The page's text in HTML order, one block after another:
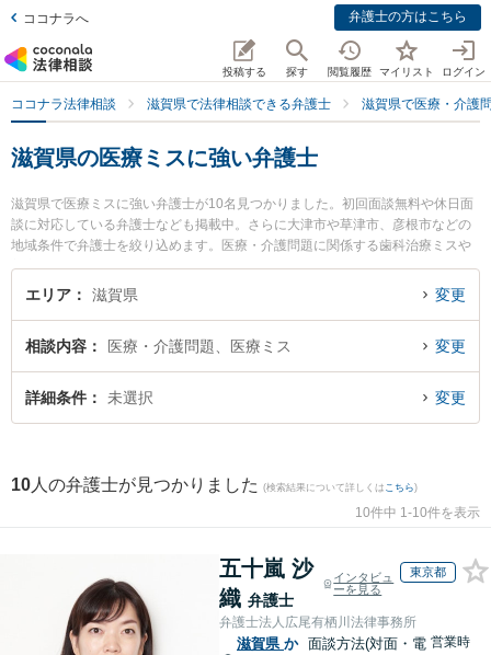
ココナラへ 弁護士の方はこちら
投稿する 探す 閲覧履歴 マイリスト ログイン
ココナラ法律相談 滋賀県で法律相談できる弁護士 滋賀県で医療・介護
滋賀県の医療ミスに強い弁護士
滋賀県で医療ミスに強い弁護士が10名見つかりました。初回面談無料や休日面
談に対応している弁護士なども掲載中。さらに大津市や草津市、彦根市などの
地域条件で弁護士を絞り込めます。医療・介護問題に関係する歯科治療ミスや
美容整形のトラブル、産婦人科の訴訟等の細かな分野での絞り込み検索もでき
便利です。特にミカン法律事務所の齋藤 真宏弁護士や湖南竜王法律事務所の勢
川 琢也弁護士、長浜アラ法律事務所の荒木 玖鳥弁護士のプロフィール情報や弁
療ミスのトラブルを今すぐに弁護士に相談したい』『医療ミスのトラブル解決
の実績豊富な近くの弁護士を検索したい』『初回相談無料で医療ミスを法律相
談できる滋賀県内の弁護士に相談予約したい』などでお困りの相談者さんにお
エリア 滋賀県 変更
相談内容 医療・介護問題、医療ミス 変更
詳細条件 未選択 変更
10 人の弁護士が見つかりました (検索結果について詳しくは こちら)
10件中 1-10件を表示
五十嵐 沙
織 弁護士
インタビュ
ーを見る
東京都
弁護士法人広尾有栖川法律事務所
滋賀県 か 面談方法(対面・電 営業時